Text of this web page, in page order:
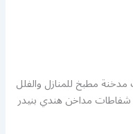
مطبخ للمنازل والفلل
مداخن هندي بنيدر